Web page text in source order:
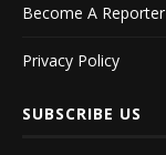
Become A Reporter
Privacy Policy
SUBSCRIBE US